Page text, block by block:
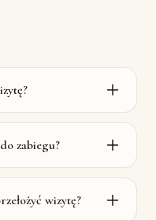
zabiegu?
wizytę?